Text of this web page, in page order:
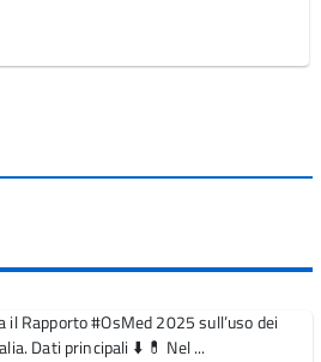
il Rapporto #OsMed 2025 sull’uso dei
Dati principali ⬇️ 💊 Nel ...